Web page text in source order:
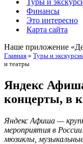
Туры и
Финансы
Это интересно
Карта сайта
Наше приложение
Главная » Туры и
и театры
Яндекс
концерты, в
Яндекс Афиша —
мероприятия в
мюзиклы,